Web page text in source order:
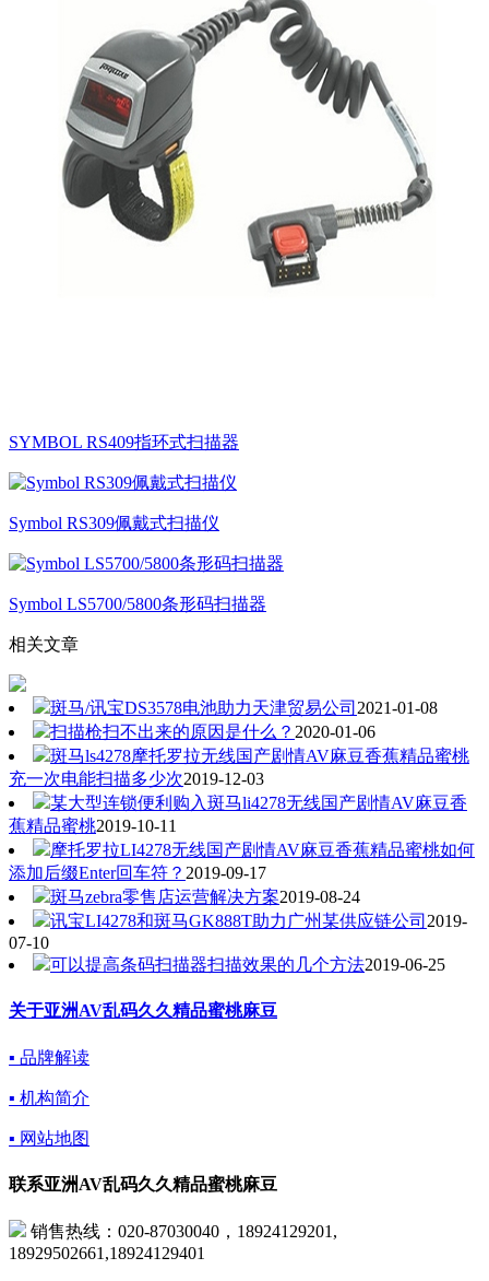
SYMBOL RS409指环式扫描器
Symbol RS309佩戴式扫描仪
Symbol LS5700/5800条形码扫描器
相关文章
斑马/讯宝DS3578电池助力天津贸易公司 2021-01-08
扫描枪扫不出来的原因是什么？ 2020-01-06
斑马ls4278摩托罗拉无线国产剧情AV麻豆香蕉精品蜜桃
充一次电能扫描多少次2019-12-03
某大型连锁便利购入斑马li4278无线国产剧情AV麻豆香
蕉精品蜜桃2019-10-11
摩托罗拉LI4278无线国产剧情AV麻豆香蕉精品蜜桃如何
添加后缀Enter回车符？ 2019-09-17
斑马zebra零售店运营解决方案2019-08-24
讯宝LI4278和斑马GK888T助力广州某供应链公司 2019-
07-10
可以提高条码扫描器扫描效果的几个方法2019-06-25
关于亚洲AV乱码久久精品蜜桃麻豆
▪ 品牌解读
▪ 机构简介
▪ 网站地图
联系亚洲AV乱码久久精品蜜桃麻豆
销售热线：020-87030040，18924129201,
18929502661,18924129401